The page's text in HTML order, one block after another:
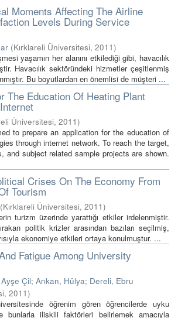
Moments Affecting The Airline
Levels During Service
(Kırklareli Üniversitesi, 2011)
yaşamın her alanını etkilediği gibi, havacılık
Havacılık sektöründeki hizmetler çeşitlenmiş
Bu boyutlardan en önemlisi de müşteri ...
The Education Of Heating Plant
Üniversitesi, 2011)
to prepare an application for the education of
through internet network. To reach the target,
and subject related sample projects are shown.
Crises On The Economy From
Tourism
(Kırklareli Üniversitesi, 2011)
turizm üzerinde yarattığı etkiler irdelenmiştir.
politik krizler arasından bazıları seçilmiş,
ekonomiye etkileri ortaya konulmuştur. ...
Fatigue Among University
Ayşe Çil; Arıkan, Hülya; Dereli, Ebru
, 2011)
öğrenim gören öğrencilerde uyku
bunlarla ilişkili faktörleri belirlemek amacıyla